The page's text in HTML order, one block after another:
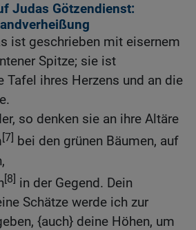
Judas Götzendienst:
ist geschrieben mit eisernem
Spitze; sie ist
Tafel ihres Herzens und an die
so denken sie an ihre Altäre
[7] bei den grünen Bäumen, auf
[8] in der Gegend. Dein
Schätze werde ich zur
{auch} deine Höhen, um